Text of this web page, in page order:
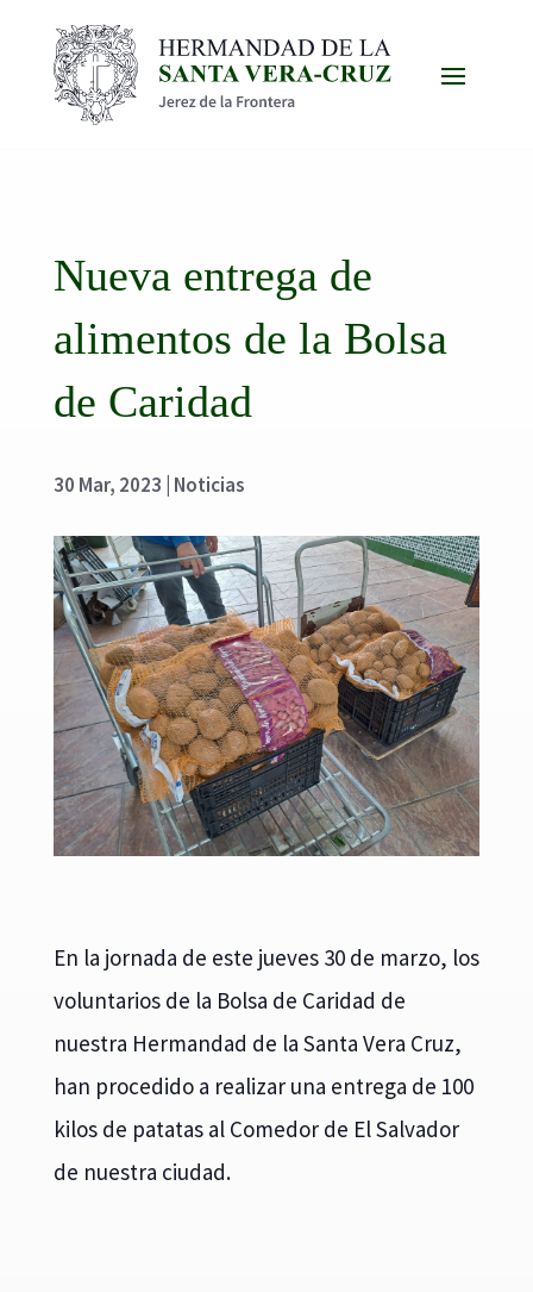
Nueva entrega de
alimentos de la Bolsa
de Caridad
30 Mar, 2023 Noticias
En la jornada de este jueves 30 de marzo, los
voluntarios de la Bolsa de Caridad de
nuestra Hermandad de la Santa Vera Cruz,
han procedido a realizar una entrega de 100
kilos de patatas al Comedor de El Salvador
de nuestra ciudad.